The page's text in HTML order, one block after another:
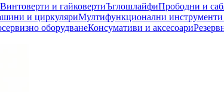
Винтоверти и гайковертиЪглошлайфиПрободни и
и циркуляриМултифункционални
оборудванеКонсумативи и аксесоари